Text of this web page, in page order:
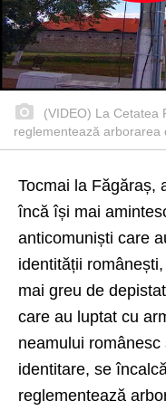
(VIDEO) La Cetatea
reglementează arborarea
Tocmai la Făgăraș,
încă își mai
anticomuniști care
identității
mai greu de
care au luptat cu
neamului
identitare, se
reglementează